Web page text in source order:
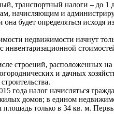
транспортный налоги – до
начисляющим и
она будет определяться
недвижимости начнут
инвентаризационной
строений, расположенных
и дачных
года налог начисляться
домов; в едином
площадь только в 34 кв. м.